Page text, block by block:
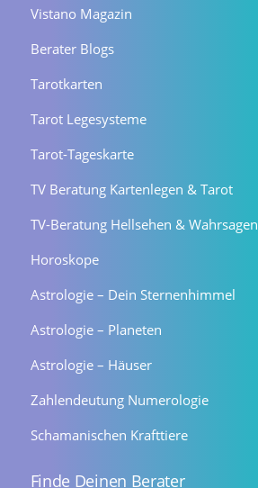
Vistano Magazin
Berater Blogs
Tarotkarten
Tarot Legesysteme
Tarot-Tageskarte
TV Beratung Kartenlegen & Tarot
TV-Beratung Hellsehen & Wahrsagen
Horoskope
Astrologie – Dein Sternenhimmel
Astrologie – Planeten
Astrologie – Häuser
Zahlendeutung Numerologie
Schamanischen Krafttiere
Finde Deinen Berater